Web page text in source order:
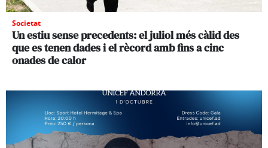
Societat
Un estiu sense precedents: el juliol més càlid des
que es tenen dades i el rècord amb fins a cinc
onades de calor